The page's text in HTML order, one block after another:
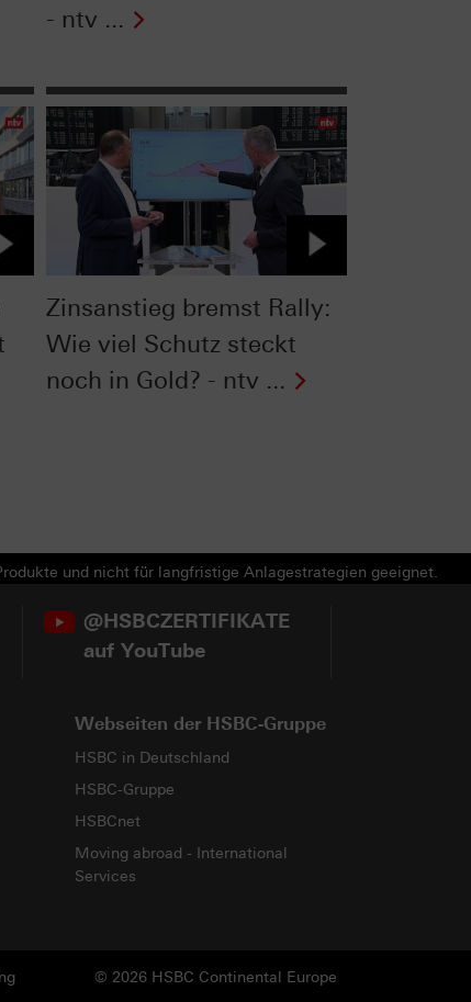
- ntv ...
Zinsanstieg bremst Rally:
Wie viel Schutz steckt
noch in Gold? - ntv ...
und nicht für langfristige Anlagestrategien geeignet.
@HSBCZERTIFIKATE
auf YouTube
Webseiten der HSBC-Gruppe
HSBC in Deutschland
HSBC-Gruppe
HSBCnet
Moving abroad - International
Services
© 2026 HSBC Continental Europe